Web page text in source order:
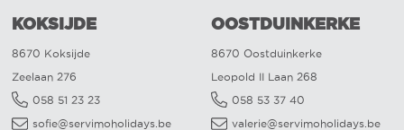
KOKSIJDE
8670 Koksijde
Zeelaan 276
058 51 23 23
sofie@servimoholidays.be
OOSTDUINKERKE
8670 Oostduinkerke
Leopold II Laan 268
058 53 37 40
valerie@servimoholidays.be